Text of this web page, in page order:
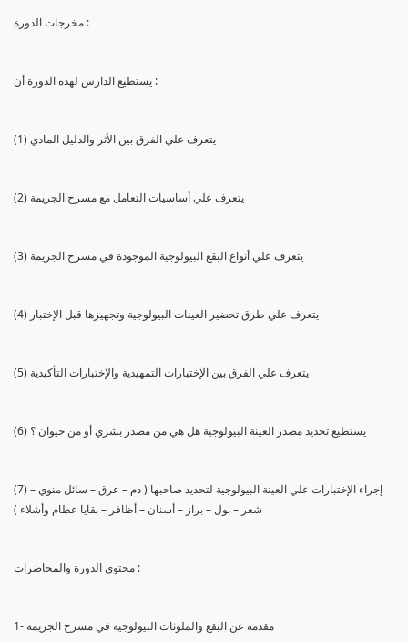
مخرجات الدورة :
يستطيع الدارس لهذه الدورة أن :
(1) يتعرف علي الفرق بين الأثر والدليل المادي
(2) يتعرف علي أساسيات التعامل مع مسرح الجريمة
(3) يتعرف علي أنواع البقع البيولوجية الموجودة في مسرح الجريمة
(4) يتعرف علي طرق تحضير العينات البيولوجية وتجهيزها قبل الإختبار
(5) يتعرف علي الفرق بين الإختبارات التمهيدية والإختبارات التأكيدية
(6) يستطيع تحديد مصدر العينة البيولوجية هل هي من مصدر بشري أو من حيوان ؟
(7) إجراء الإختبارات علي العينة البيولوجية لتحديد صاحبها ( دم – عرق – سائل منوي –
شعر – بول – براز – أسنان – أظافر – بقايا عظام وأشلاء )
محتوي الدورة والمحاضرات :
1- مقدمة عن البقع والملوثات البيولوجية في مسرح الجريمة